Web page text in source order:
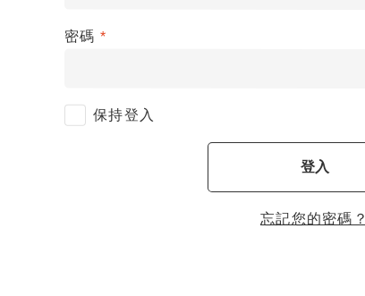
密碼 *
保持登入
登入
忘記您的密碼？